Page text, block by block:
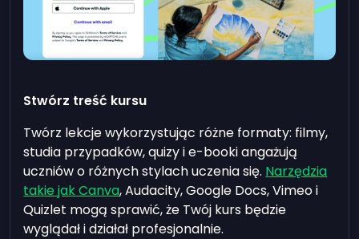
Stwórz treść kursu
Twórz lekcje wykorzystując różne formaty: filmy,
studia przypadków, quizy i e-booki angażują
uczniów o różnych stylach uczenia się. Narzędzia
takie jak Canva, Audacity, Google Docs, Vimeo i
Quizlet mogą sprawić, że Twój kurs będzie
wyglądał i działał profesjonalnie.